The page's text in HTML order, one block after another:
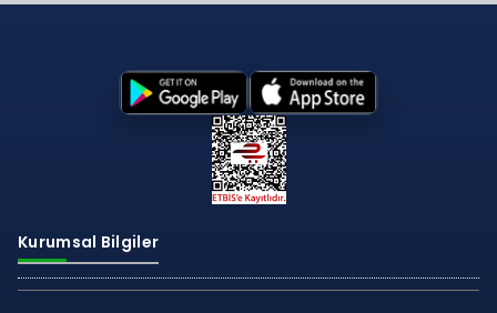
Kurumsal Bilgiler